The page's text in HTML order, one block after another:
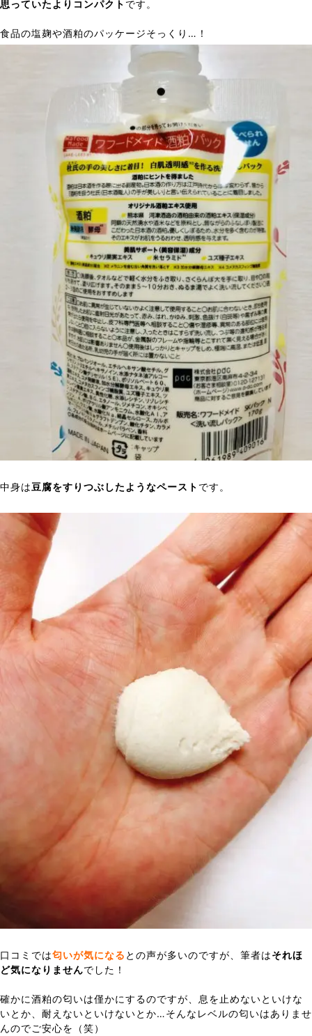
思っていたよりコンパクト です。
食品の塩麹や酒粕のパッケージそっくり…！
中身は豆腐をすりつぶしたようなペースト です。
口コミでは匂いが気になる との声が多いのですが、筆者はそれほ
ど気になりませんでした！
確かに酒粕の匂いは僅かにするのですが、息を止めないといけな
いとか、耐えないといけないとか…そんなレベルの匂いはありませ
んのでご安心を（笑）